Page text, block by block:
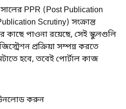
সালের PPR (Post Publication
Scrutiny) সংক্রান্ত
কাছে পাওনা রয়েছে, সেই স্কুলগুলি
প্রক্রিয়া সম্পন্ন করতে
হবে, তবেই পোর্টাল কাজ
করুন